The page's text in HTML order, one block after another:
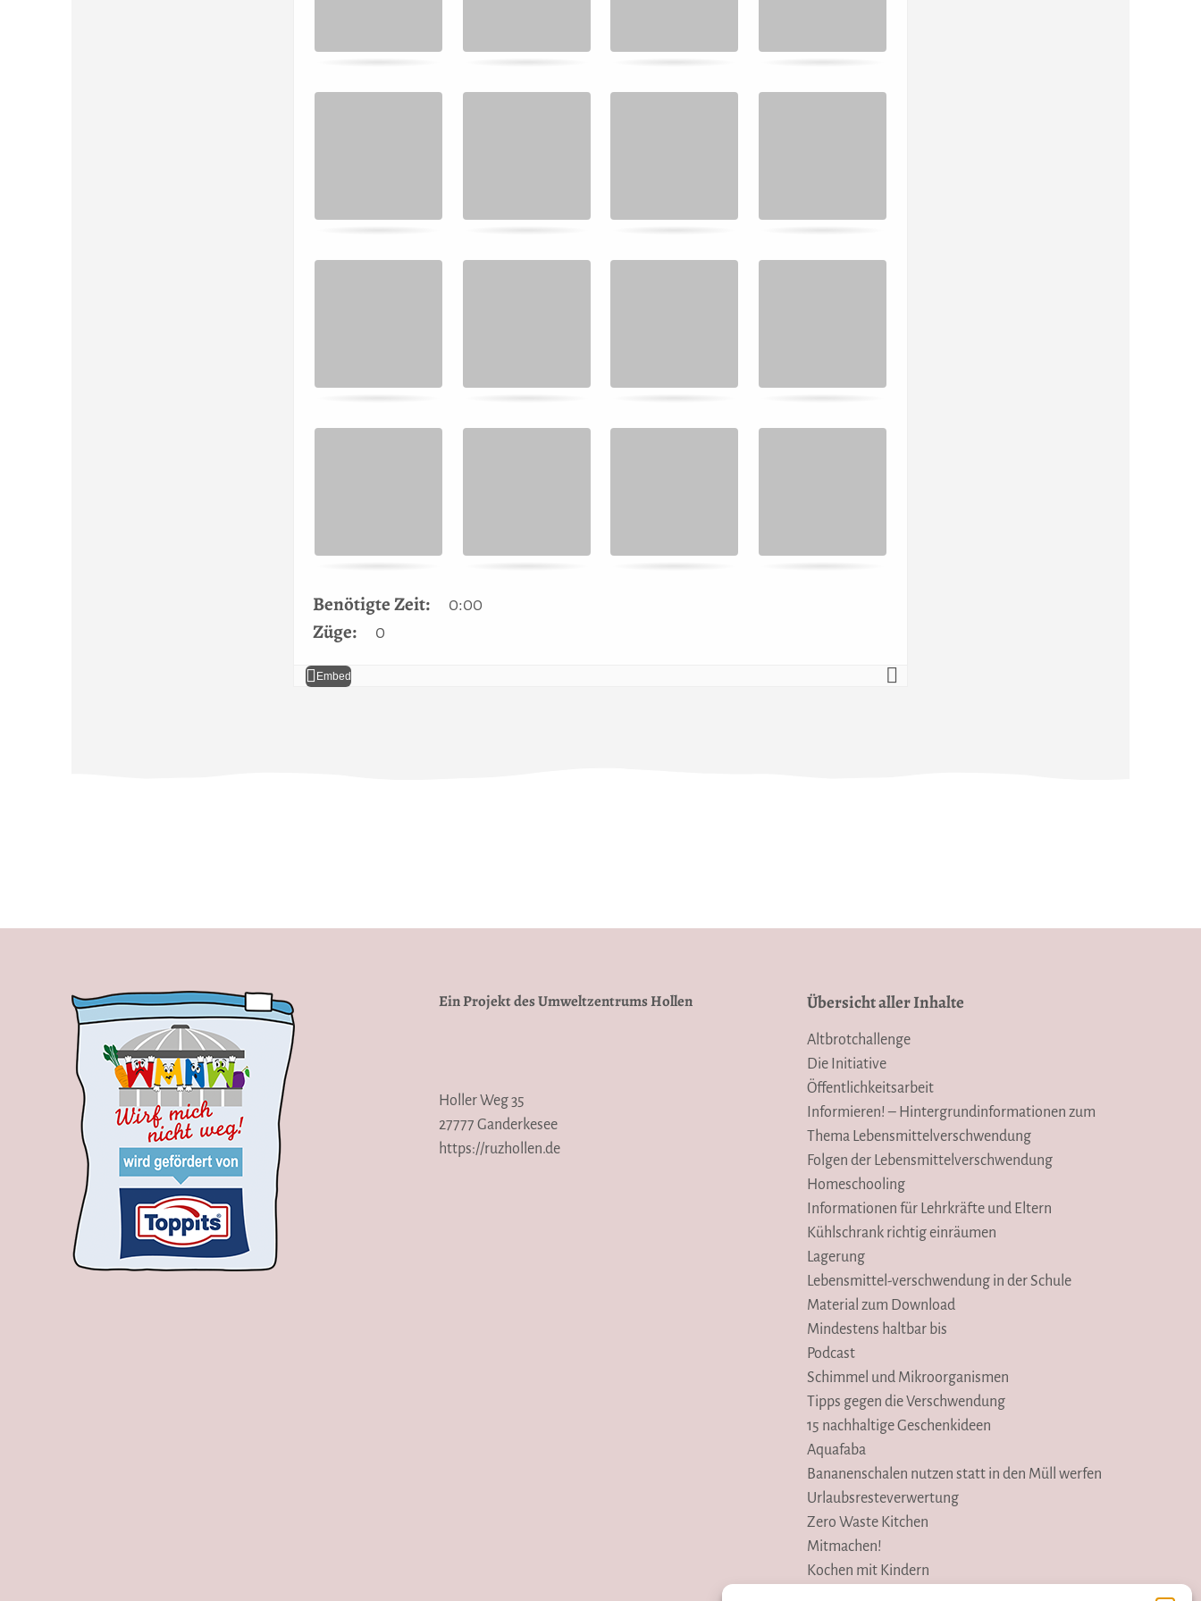
Benötigte Zeit: 0:00
Züge: 0
Embed
Ein Projekt des Umweltzentrums Hollen
Holler Weg 35
27777 Ganderkesee
https://ruzhollen.de
Übersicht aller Inhalte
Altbrotchallenge
Die Initiative
Öffentlichkeitsarbeit
Informieren! – Hintergrundinformationen zum
Thema Lebensmittelverschwendung
Folgen der Lebensmittelverschwendung
Homeschooling
Informationen für Lehrkräfte und Eltern
Kühlschrank richtig einräumen
Lagerung
Lebensmittel-verschwendung in der Schule
Material zum Download
Mindestens haltbar bis
Podcast
Schimmel und Mikroorganismen
Tipps gegen die Verschwendung
15 nachhaltige Geschenkideen
Aquafaba
Bananenschalen nutzen statt in den Müll werfen
Urlaubsresteverwertung
Zero Waste Kitchen
Mitmachen!
Kochen mit Kindern